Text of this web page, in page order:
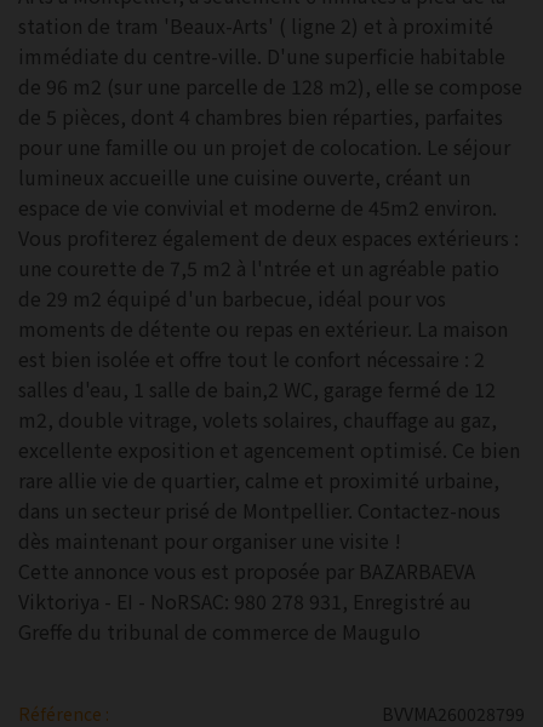
station de tram 'Beaux-Arts' ( ligne 2) et à proximité
immédiate du centre-ville. D'une superficie habitable
de 96 m2 (sur une parcelle de 128 m2), elle se compose
de 5 pièces, dont 4 chambres bien réparties, parfaites
pour une famille ou un projet de colocation. Le séjour
lumineux accueille une cuisine ouverte, créant un
espace de vie convivial et moderne de 45m2 environ.
Vous profiterez également de deux espaces extérieurs :
une courette de 7,5 m2 à l'ntrée et un agréable patio
de 29 m2 équipé d'un barbecue, idéal pour vos
moments de détente ou repas en extérieur. La maison
est bien isolée et offre tout le confort nécessaire : 2
salles d'eau, 1 salle de bain,2 WC, garage fermé de 12
m2, double vitrage, volets solaires, chauffage au gaz,
excellente exposition et agencement optimisé. Ce bien
rare allie vie de quartier, calme et proximité urbaine,
dans un secteur prisé de Montpellier. Contactez-nous
dès maintenant pour organiser une visite !
Cette annonce vous est proposée par BAZARBAEVA
Viktoriya - EI - NoRSAC: 980 278 931, Enregistré au
Greffe du tribunal de commerce de MauguIo
Référence :
BVVMA260028799